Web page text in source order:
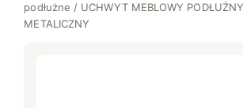
podłużne / UCHWYT MEBLOWY
METALICZNY